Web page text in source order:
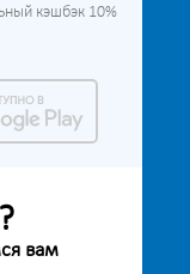
кэшбэк 10%
вам